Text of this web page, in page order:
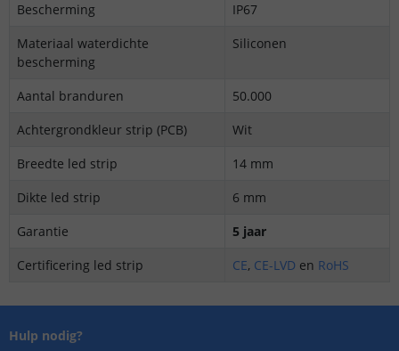
Bescherming
IP67
Materiaal waterdichte
bescherming
Siliconen
Aantal branduren
50.000
Achtergrondkleur strip (PCB)
Wit
Breedte led strip
14 mm
Dikte led strip
6 mm
Garantie
5 jaar
Certificering led strip
CE, CE-LVD en RoHS
Hulp nodig?